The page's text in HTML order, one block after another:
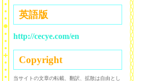
英語版
http://cecye.com/en
Copyright
当サイトの文章の転載、翻訳、拡散は自由とし